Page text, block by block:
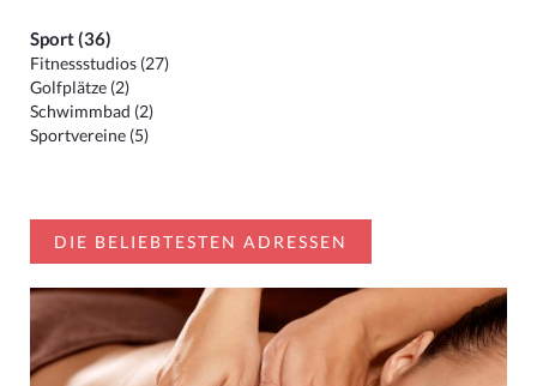
Sport (36)
Fitnessstudios (27)
Golfplätze (2)
Schwimmbad (2)
Sportvereine (5)
DIE BELIEBTESTEN ADRESSEN